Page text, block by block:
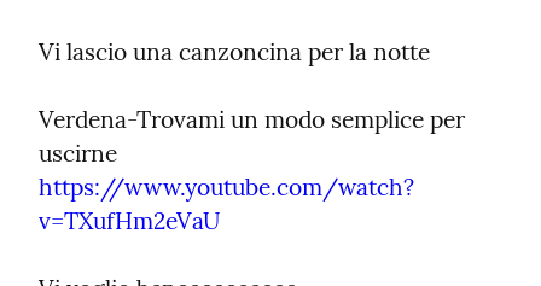
Vi lascio una canzoncina per la notte
Verdena-Trovami un modo semplice per
https://www.youtube.com/watch?
v=TXufHm2eVaU